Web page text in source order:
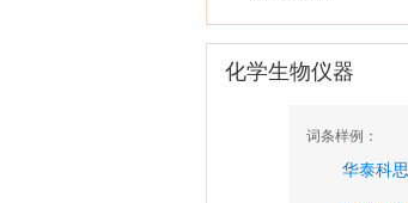
化学生物仪器
词条样例：
华泰科思